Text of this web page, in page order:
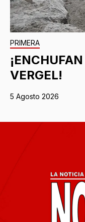
PRIMERA
VERGEL!
5 Agosto 2026